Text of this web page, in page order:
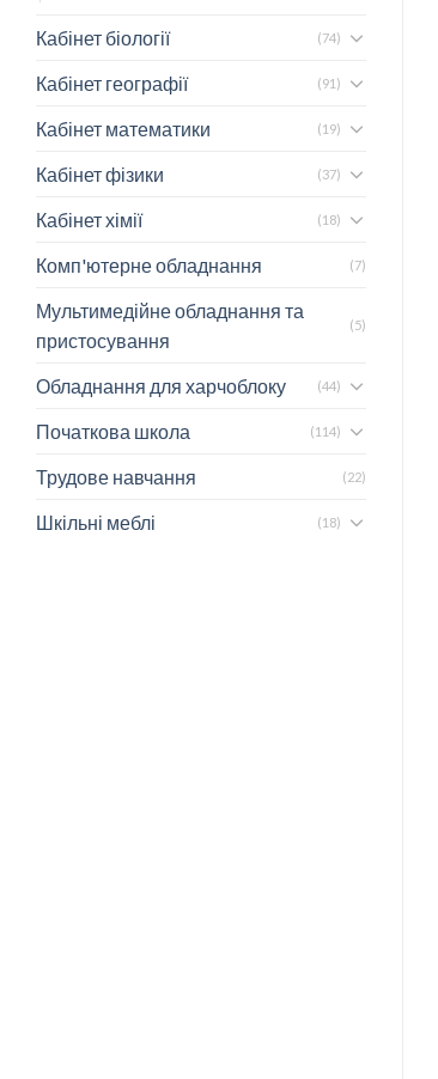
Кабінет біології (74)
Кабінет географії (91)
Кабінет математики (19)
Кабінет фізики (37)
Кабінет хімії (18)
Комп'ютерне обладнання (7)
Мультимедійне обладнання та
пристосування
(5)
Обладнання для харчоблоку (44)
Початкова школа (114)
Трудове навчання (22)
Шкільні меблі (18)